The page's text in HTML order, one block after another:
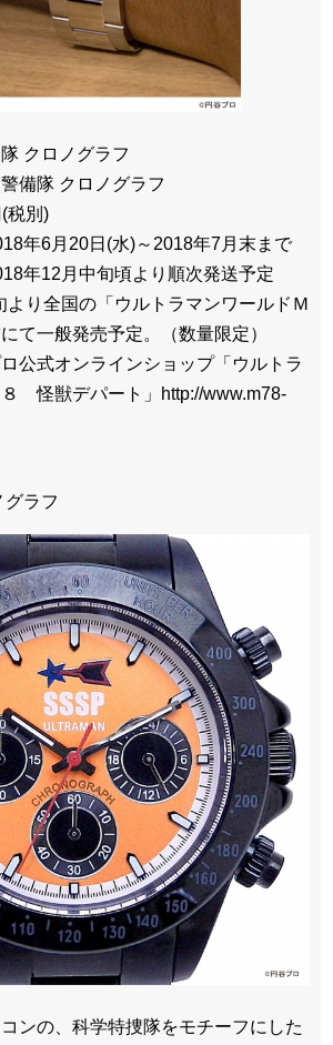
クロノグラフ
クロノグラフ
税別)
年6月20日(水)～2018年7月末まで
年12月中旬頃より順次発送予定
り全国の「ウルトラマンワールドＭ
て一般発売予定。（数量限定）
公式オンラインショップ「ウルトラ
怪獣デパート」http://www.m78-
グラフ
ンの、科学特捜隊をモチーフにした